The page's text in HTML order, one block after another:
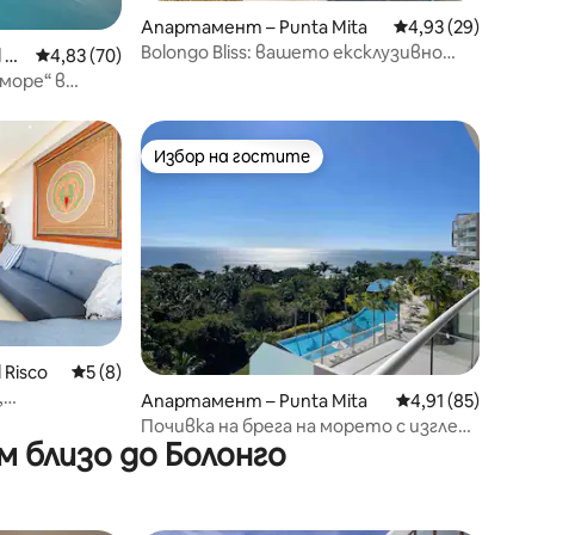
Средна оценка: 4,83 от 5, 70 отзива
4,83 (70)
в
Апартамент – Punta Mita Средна оценка:
4,93 (29)
Bolongo Bliss: вашето ексклузивно
Средна оценка: 5 от 5, 8 отзива
5 (8)
Избор на гостите
Избор на гостите
Апартамент – Punta Mita Средна оценка:
4,91 (85)
Почивка на брега на морето с изглед
към океана | Апартамент с 3 спални
до Болонго